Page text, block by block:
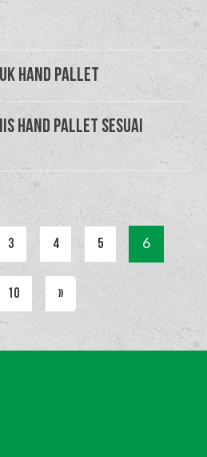
Hand Pallet
HAND PALLET SESUAI
3 4 5 6
10 »